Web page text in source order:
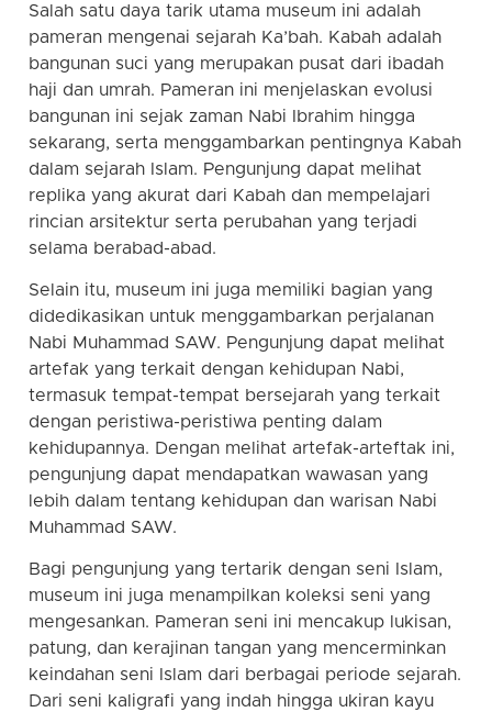
Salah satu daya tarik utama museum ini adalah
pameran mengenai sejarah Ka’bah. Kabah adalah
bangunan suci yang merupakan pusat dari ibadah
haji dan umrah. Pameran ini menjelaskan evolusi
bangunan ini sejak zaman Nabi Ibrahim hingga
sekarang, serta menggambarkan pentingnya Kabah
dalam sejarah Islam. Pengunjung dapat melihat
replika yang akurat dari Kabah dan mempelajari
rincian arsitektur serta perubahan yang terjadi
selama berabad-abad.
Selain itu, museum ini juga memiliki bagian yang
didedikasikan untuk menggambarkan perjalanan
Nabi Muhammad SAW. Pengunjung dapat melihat
artefak yang terkait dengan kehidupan Nabi,
termasuk tempat-tempat bersejarah yang terkait
dengan peristiwa-peristiwa penting dalam
kehidupannya. Dengan melihat artefak-arteftak ini,
pengunjung dapat mendapatkan wawasan yang
lebih dalam tentang kehidupan dan warisan Nabi
Muhammad SAW.
Bagi pengunjung yang tertarik dengan seni Islam,
museum ini juga menampilkan koleksi seni yang
mengesankan. Pameran seni ini mencakup lukisan,
patung, dan kerajinan tangan yang mencerminkan
keindahan seni Islam dari berbagai periode sejarah.
Dari seni kaligrafi yang indah hingga ukiran kayu